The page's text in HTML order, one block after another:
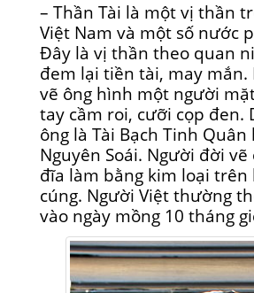
– Thần Tài là một vị thần
Việt Nam và một số nước
Đây là vị thần theo quan
đem lại tiền tài, may
vẽ ông hình một người
tay cầm roi, cưỡi cọp đen.
ông là Tài Bạch Tinh Quân
Nguyên Soái. Người đời
đĩa làm bằng kim loại
cúng. Người Việt thường
vào ngày mồng 10 tháng